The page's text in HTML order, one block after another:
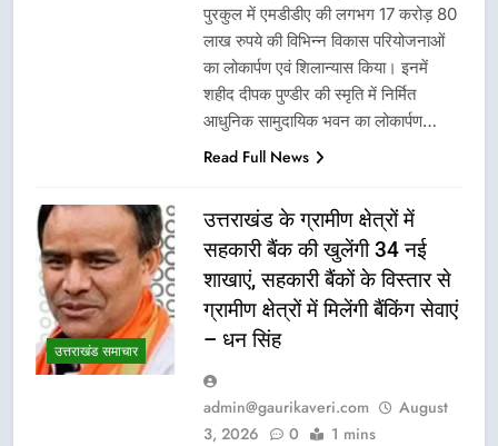
पुरकुल में एमडीडीए की लगभग 17 करोड़ 80
लाख रुपये की विभिन्न विकास परियोजनाओं
का लोकार्पण एवं शिलान्यास किया। इनमें
शहीद दीपक पुण्डीर की स्मृति में निर्मित
आधुनिक सामुदायिक भवन का लोकार्पण…
Read Full News
उत्तराखंड समाचार
उत्तराखंड के ग्रामीण क्षेत्रों में
सहकारी बैंक की खुलेंगी 34 नई
शाखाएं, सहकारी बैंकों के विस्तार से
ग्रामीण क्षेत्रों में मिलेंगी बैंकिंग सेवाएं
– धन सिंह
admin@gaurikaveri.com
August
3, 2026
0 1 mins